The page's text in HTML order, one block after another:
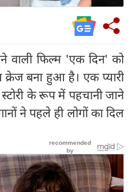
वाली फिल्म 'एक दिन' को
बना हुआ है। एक प्यारी
के रूप में पहचानी जाने
ने पहले ही लोगों का दिल